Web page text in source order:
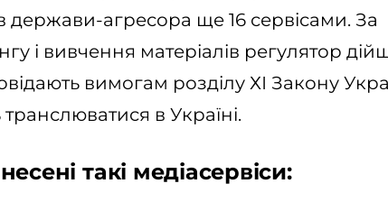
держави-агресора ще 16 сервісами. За
і вивчення матеріалів регулятор
вимогам розділу ХІ Закону
в Україні.
такі медіасервіси: